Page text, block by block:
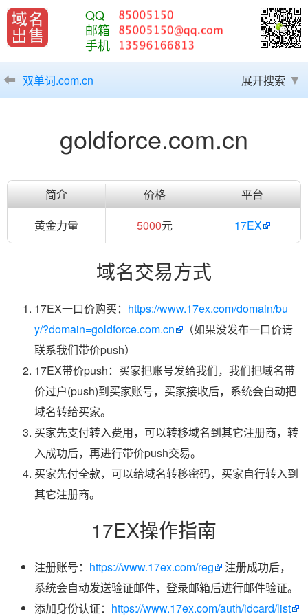
QQ
邮箱
手机
双单词.com.cn 展开搜索
goldforce.com.cn
简介 价格
平台
黄金力量
5000元 17EX
域名交易方式
17EX一口价购买： https://www.17ex.com/domain/bu
y/?domain=goldforce.com.cn
（如果没发布一口价请
联系我们带价push）
17EX带价push：买家把账号发给我们，我们把域名带
价过户(push)到买家账号，买家接收后，系统会自动把
域名转给买家。
买家先支付转入费用，可以转移域名到其它注册商，转
入成功后，再进行带价push交易。
买家先付全款，可以给域名转移密码，买家自行转入到
其它注册商。
17EX操作指南
注册账号： https://www.17ex.com/reg
注册成功后，
系统会自动发送验证邮件，登录邮箱后进行邮件验证。
添加身份认证： https://www.17ex.com/auth/idcard/list